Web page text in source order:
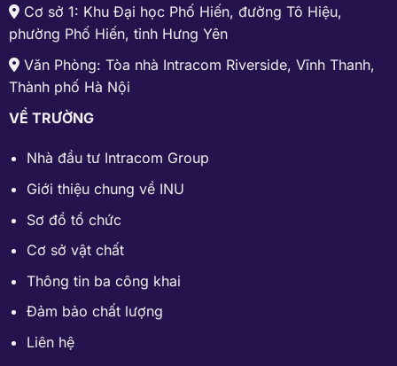
Cơ sở 1: Khu Đại học Phố Hiến, đường Tô Hiệu,
phường Phố Hiến, tỉnh Hưng Yên
Văn Phòng: Tòa nhà Intracom Riverside, Vĩnh Thanh,
Thành phố Hà Nội
VỀ TRƯỜNG
Nhà đầu tư Intracom Group
Giới thiệu chung về INU
Sơ đồ tổ chức
Cơ sở vật chất
Thông tin ba công khai
Đảm bảo chất lượng
Liên hệ